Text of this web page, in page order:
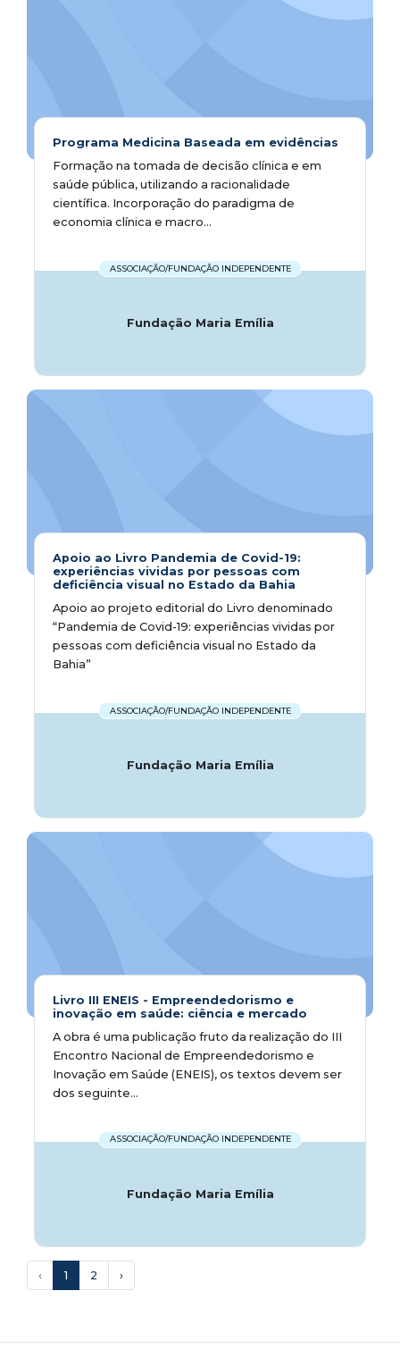
Programa Medicina Baseada em evidências
Formação na tomada de decisão clínica e em
saúde pública, utilizando a racionalidade
científica. Incorporação do paradigma de
economia clínica e macro...
ASSOCIAÇÃO/FUNDAÇÃO INDEPENDENTE
Fundação Maria Emília
Apoio ao Livro Pandemia de Covid-19:
experiências vividas por pessoas com
deficiência visual no Estado da Bahia
Apoio ao projeto editorial do Livro denominado
“Pandemia de Covid-19: experiências vividas por
pessoas com deficiência visual no Estado da
Bahia”
ASSOCIAÇÃO/FUNDAÇÃO INDEPENDENTE
Fundação Maria Emília
Livro III ENEIS - Empreendedorismo e
inovação em saúde: ciência e mercado
A obra é uma publicação fruto da realização do III
Encontro Nacional de Empreendedorismo e
Inovação em Saúde (ENEIS), os textos devem ser
dos seguinte...
ASSOCIAÇÃO/FUNDAÇÃO INDEPENDENTE
Fundação Maria Emília
‹ 1 2 ›